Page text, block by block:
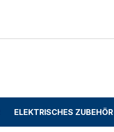
ELEKTRISCHES ZUBEHÖR